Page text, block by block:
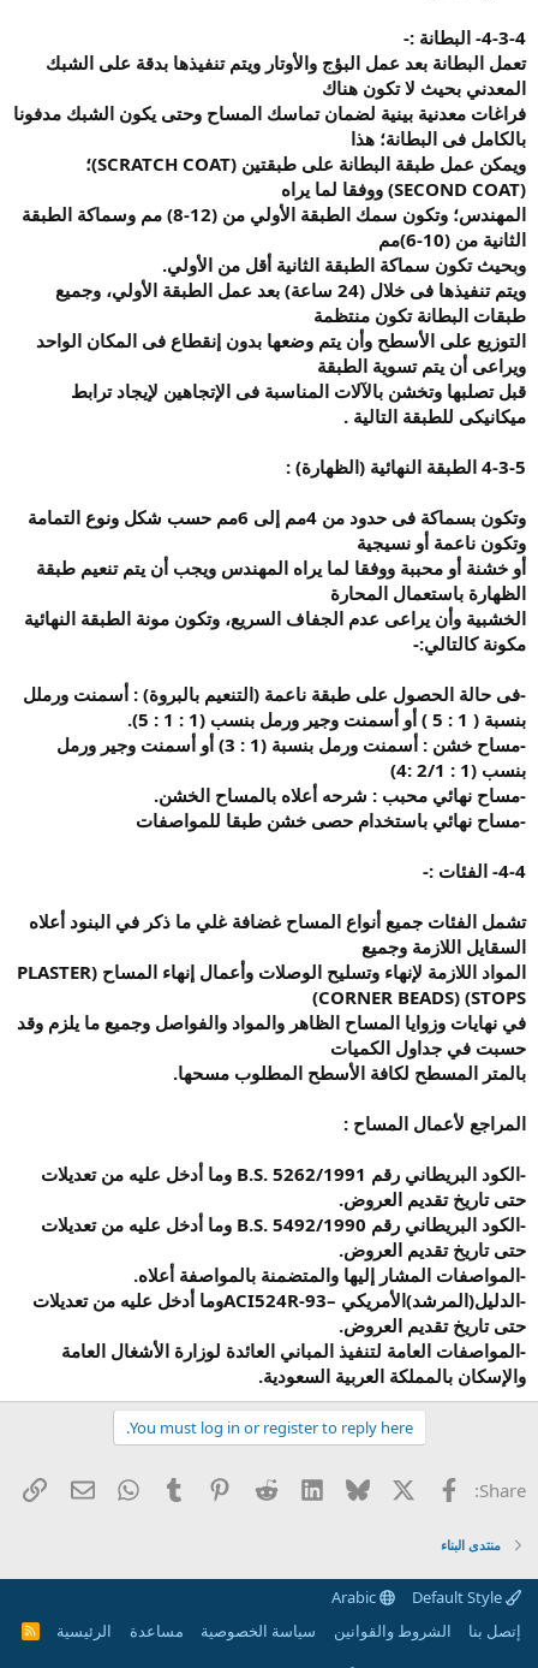
4-3-4- البطانة :-
تعمل البطانة بعد عمل البؤج والأوتار ويتم تنفيذها بدقة على الشبك
المعدني بحيث لا تكون هناك
فراغات معدنية بينية لضمان تماسك المساح وحتى يكون الشبك مدفونا
بالكامل فى البطانة؛ هذا
ويمكن عمل طبقة البطانة على طبقتين (SCRATCH COAT)
؛
(SECOND COAT)
ووفقا لما يراه
المهندس؛ وتكون سمك الطبقة الأولي من (12-8) مم وسماكة الطبقة
الثانية من (10-6)مم
وبحيث تكون سماكة الطبقة الثانية أقل من الأولي.
ويتم تنفيذها فى خلال (24 ساعة) بعد عمل الطبقة الأولي، وجميع
طبقات البطانة تكون منتظمة
التوزيع على الأسطح وأن يتم وضعها بدون إنقطاع فى المكان الواحد
ويراعى أن يتم تسوية الطبقة
قبل تصلبها وتخشن بالآلات المناسبة فى الإتجاهين لإيجاد ترابط
ميكانيكى للطبقة التالية .
4-3-5 الطبقة النهائية (الظهارة) :
وتكون بسماكة فى حدود من 4مم إلى 6مم حسب شكل ونوع التمامة
وتكون ناعمة أو نسيجية
أو خشنة أو محببة ووفقا لما يراه المهندس ويجب أن يتم تنعيم طبقة
الظهارة باستعمال المحارة
الخشبية وأن يراعى عدم الجفاف السريع، وتكون مونة الطبقة النهائية
مكونة كالتالي:-
-فى حالة الحصول على طبقة ناعمة (التنعيم بالبروة) : أسمنت ورملل
بنسبة ( 1 : 5 ) أو أسمنت وجير ورمل بنسب (1 : 1 : 5
).
-
مساح خشن : أسمنت ورمل بنسبة (1 : 3) أو أسمنت وجير ورمل
بنسب (1 : 2/1 :4
)
-مساح نهائي محبب : شرحه أعلاه بالمساح الخشن.
-مساح نهائي باستخدام حصى خشن طبقا للمواصفات
4-4- الفئات :-
تشمل الفئات جميع أنواع المساح غضافة غلي ما ذكر في البنود أعلاه
السقايل اللازمة وجميع
المواد اللازمة لإنهاء وتسليح الوصلات وأعمال إنهاء المساح (PLASTER
STOPS) (CORNER BEADS)
في نهايات وزوايا المساح الظاهر والمواد والفواصل وجميع ما يلزم وقد
حسبت في جداول الكميات
بالمتر المسطح لكافة الأسطح المطلوب مسحها.
المراجع لأعمال المساح :
-الكود البريطاني رقم
وما أدخل عليه من تعديلات
حتى تاريخ تقديم العروض.
-الكود البريطاني رقم
وما أدخل عليه من تعديلات
حتى تاريخ تقديم العروض.
-المواصفات المشار إليها والمتضمنة بالمواصفة أعلاه.
-الدليل(المرشد)الأمريكي –ACI524R-93
وما أدخل عليه من تعديلات
حتى تاريخ تقديم العروض.
-المواصفات العامة لتنفيذ المباني العائدة لوزارة الأشغال العامة
والإسكان بالمملكة العربية السعودية.
You must log in or register to reply here.
Share: الفيس بوك
X
Bluesky
LinkedIn
Reddit
Pinterest
Tumblr
WhatsApp
البريد
منتدى البناء
Arabic
إتصل بنا
الشروط والقوانين سياسة الخصوصية مساعدة الرئيسية
R